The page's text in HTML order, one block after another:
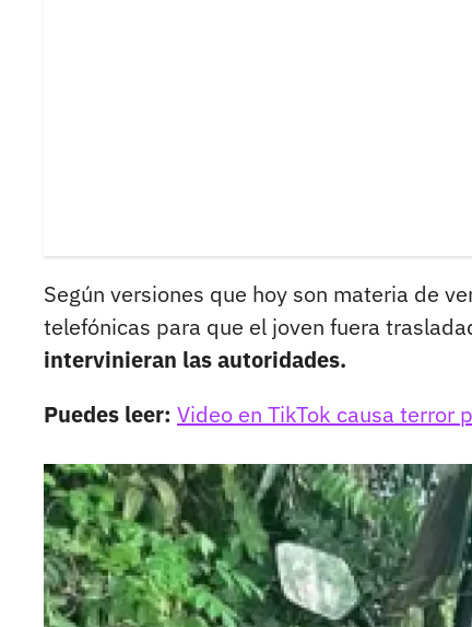
Según versiones que hoy son materia de
telefónicas para que el joven fuera
intervinieran las autoridades.
Puedes leer: Video en TikTok causa terror